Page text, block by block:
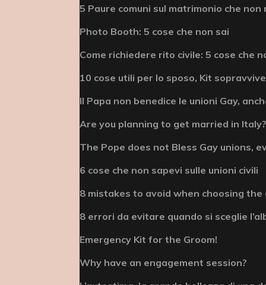
5 Paure comuni sul matrimonio che
Photo Booth: 5 cose che non sai
Come richiedere rito civile: 5 cose che
10 cose utili per lo sposo, Kit
Il Papa non benedice le unioni Gay,
Are you planning to get married in
The Pope does not Bless Gay unions,
6 cose che non sapevi sulle unioni civili
8 mistakes to avoid when choosing the
8 errori da evitare quando si sceglie
Emergency Kit for the Groom!
Why have an engagement session?